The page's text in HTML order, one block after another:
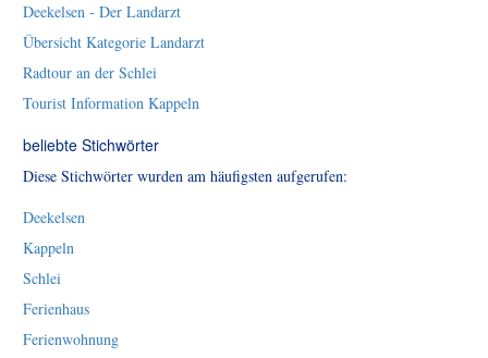
Deekelsen - Der Landarzt
Übersicht Kategorie Landarzt
Radtour an der Schlei
Tourist Information Kappeln
beliebte Stichwörter
Diese Stichwörter wurden am häufigsten aufgerufen:
Deekelsen
Kappeln
Schlei
Ferienhaus
Ferienwohnung